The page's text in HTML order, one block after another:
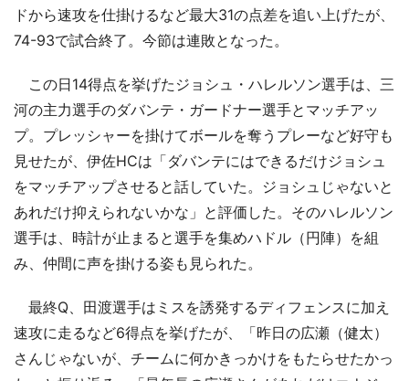
ドから速攻を仕掛けるなど最大31の点差を追い上げたが、
74-93で試合終了。今節は連敗となった。
この日14得点を挙げたジョシュ・ハレルソン選手は、三
河の主力選手のダバンテ・ガードナー選手とマッチアッ
プ。プレッシャーを掛けてボールを奪うプレーなど好守も
見せたが、伊佐HCは「ダバンテにはできるだけジョシュ
をマッチアップさせると話していた。ジョシュじゃないと
あれだけ抑えられないかな」と評価した。そのハレルソン
選手は、時計が止まると選手を集めハドル（円陣）を組
み、仲間に声を掛ける姿も見られた。
最終Q、田渡選手はミスを誘発するディフェンスに加え
速攻に走るなど6得点を挙げたが、「昨日の広瀬（健太）
さんじゃないが、チームに何かきっかけをもたらせたかっ